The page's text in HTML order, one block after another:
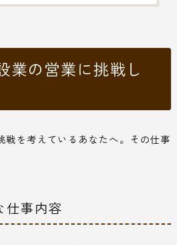
業の営業に挑戦し
を考えているあなたへ。その仕事
仕事内容